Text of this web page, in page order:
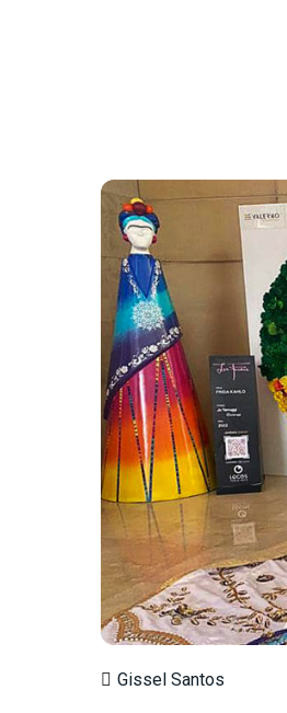
Gissel Santos